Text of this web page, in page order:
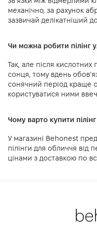
механічно, за рахунок
зазвичай делікатніший
Чи можна робити пілінг
Так, але після кислотних
сонця, тому вдень
сонячний період краще
користуватися ними
Чому варто купити
У магазині Behonest
пілінги для обличчя від
цінами з доставкою по